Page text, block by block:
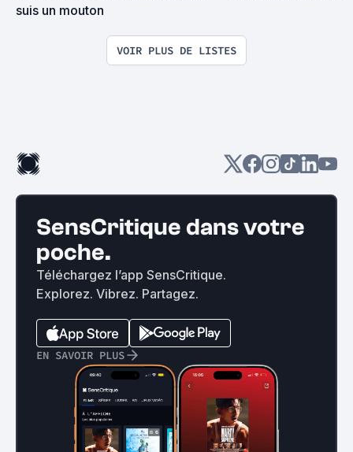
suis un mouton
VOIR PLUS DE LISTES
SensCritique dans votre
poche.
Téléchargez l’app SensCritique.
Explorez. Vibrez. Partagez.
EN SAVOIR PLUS